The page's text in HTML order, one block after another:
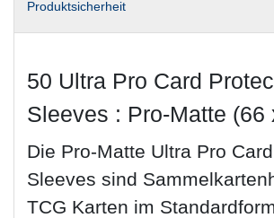
Produktsicherheit
50 Ultra Pro Card
Sleeves : Pro-Matte (66
Die Pro-Matte Ultra Pro
Sleeves sind
TCG Karten im